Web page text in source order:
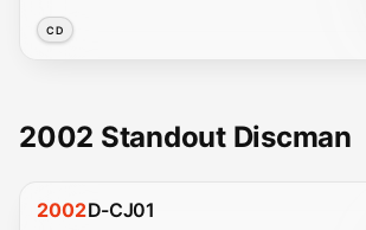
CD
2002 Standout Discman
2002D-CJ01